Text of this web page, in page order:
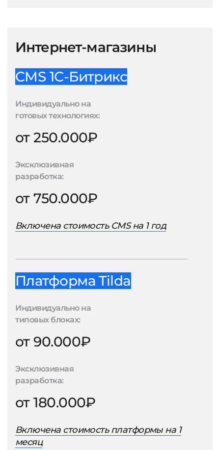
Интернет-магазины
CMS 1С-Битрикс
Индивидуально на
готовых технологиях:
от 250.000₽
Эксклюзивная
разработка:
от 750.000₽
Включена стоимость CMS на 1 год
Платформа Tilda
Индивидуально на
типовых блоках:
от 90.000₽
Эксклюзивная
разработка:
от 180.000₽
Включена стоимость платформы на 1
месяц